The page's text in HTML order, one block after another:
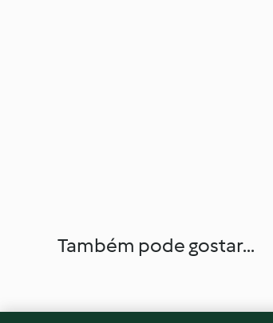
Também pode gostar...